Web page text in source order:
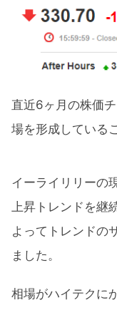
直近6ヶ月の株価
場を形成している
イーライリリーの
上昇トレンドを継
よってトレンドの
ました。
相場がハイテクに